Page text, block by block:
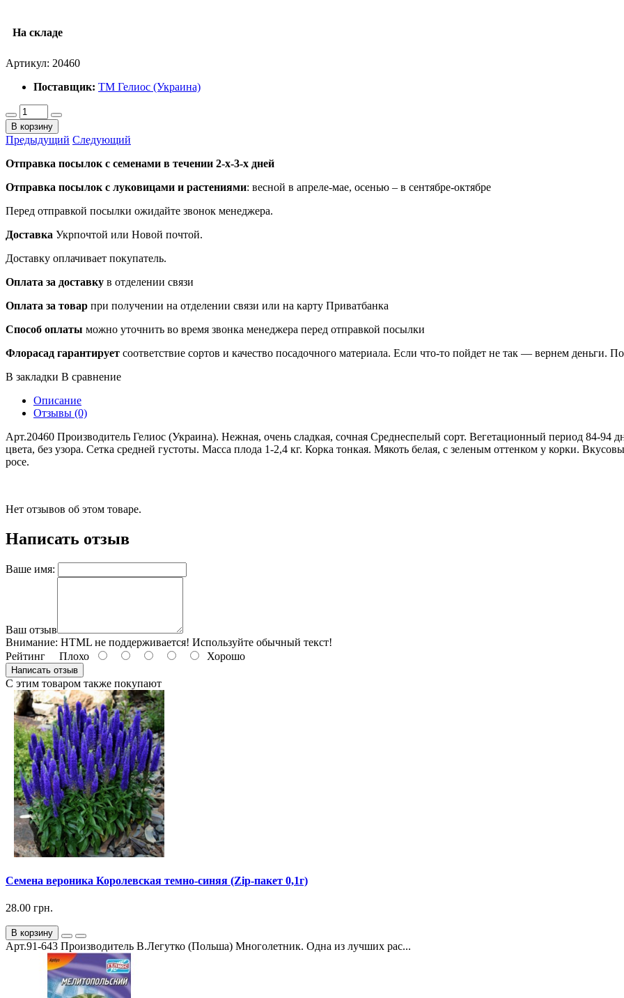
На складе
Артикул: 20460
Поставщик: ТМ Гелиос (Украина)
В корзину
Предыдущий Следующий
Отправка посылок с семенами в течении 2-х-3-х дней
Отправка посылок с луковицами и растениями: весной в апреле-мае, осенью – в сентябре-октябре
Перед отправкой посылки ожидайте звонок менеджера.
Доставка Укрпочтой или Новой почтой.
Доставку оплачивает покупатель.
Оплата за доставку в отделении связи
Оплата за товар при получении на отделении связи или на карту Приватбанка
Способ оплаты можно уточнить во время звонка менеджера перед отправкой посылки
Флорасад гарантирует соответствие сортов и качество посадочного материала. Если что-то пойдет не так — вернем деньги.
В закладки В сравнение
Описание
Отзывы (0)
Арт.20460 Производитель Гелиос (Украина). Нежная, очень сладкая, сочная Среднеспелый сорт. Вегетационный период 84-94
цвета, без узора. Сетка средней густоты. Масса плода 1-2,4 кг. Корка тонкая. Мякоть белая, с зеленым оттенком у корки.
росе.
Нет отзывов об этом товаре.
Написать отзыв
Ваше имя:
Ваш отзыв
Внимание: HTML не поддерживается! Используйте обычный текст!
Рейтинг Плохо Хорошо
Написать отзыв
С этим товаром также покупают
Семена вероника Королевская темно-синяя (Zip-пакет 0,1г)
28.00 грн.
В корзину
Арт.91-643 Производитель В.Легутко (Польша) Многолетник. Одна из лучших рас...